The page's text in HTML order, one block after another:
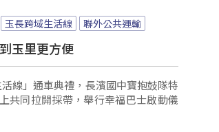
玉長跨域生活線 聯外公共運輸
玉里更方便
線」通車典禮，長濱國中寶抱鼓隊特
共同拉開採帶，舉行幸福巴士啟動儀